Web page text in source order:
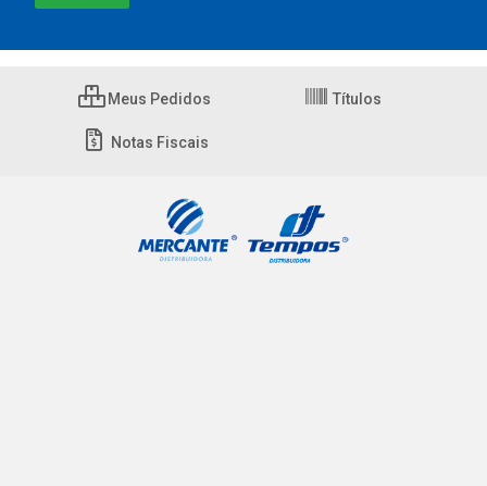
Meus Pedidos Títulos
Notas Fiscais